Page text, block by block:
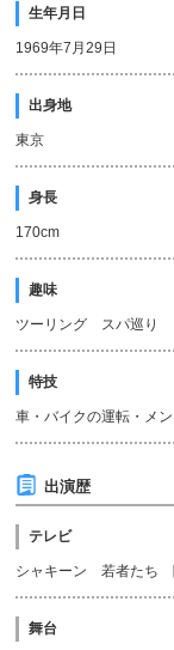
生年月日
1969年7月29日
出身地
東京
身長
170cm
趣味
ツーリング スパ巡り
特技
車・バイクの運転・メ
出演歴
テレビ
シャキーン 若者たち
舞台